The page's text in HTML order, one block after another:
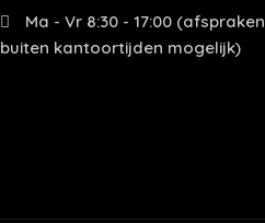
Ma - Vr 8:30 - 17:00 (afspraken
buiten kantoortijden mogelijk)